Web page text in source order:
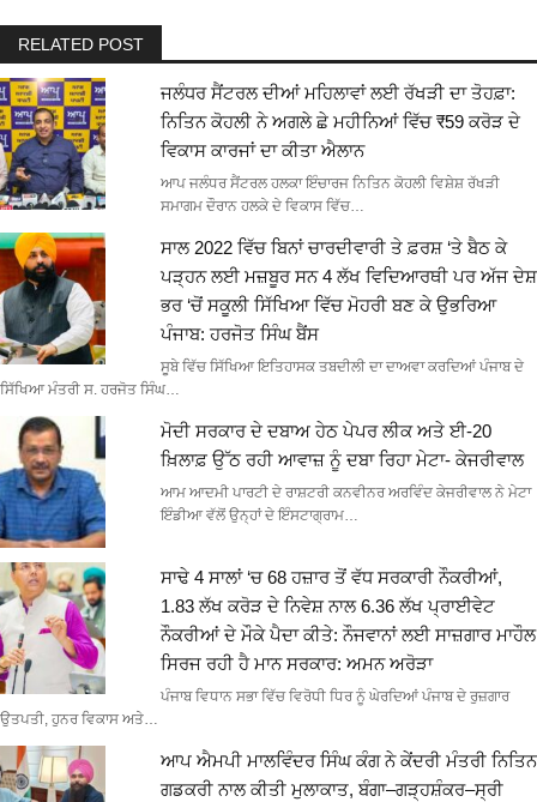
RELATED POST
ਜਲੰਧਰ ਸੈਂਟਰਲ ਦੀਆਂ ਮਹਿਲਾਵਾਂ ਲਈ ਰੱਖੜੀ ਦਾ ਤੋਹਫ਼ਾ:
ਨਿਤਿਨ ਕੋਹਲੀ ਨੇ ਅਗਲੇ ਛੇ ਮਹੀਨਿਆਂ ਵਿੱਚ ₹59 ਕਰੋੜ ਦੇ
ਵਿਕਾਸ ਕਾਰਜਾਂ ਦਾ ਕੀਤਾ ਐਲਾਨ
ਆਪ ਜਲੰਧਰ ਸੈਂਟਰਲ ਹਲਕਾ ਇੰਚਾਰਜ ਨਿਤਿਨ ਕੋਹਲੀ ਵਿਸ਼ੇਸ਼ ਰੱਖੜੀ
ਸਮਾਗਮ ਦੌਰਾਨ ਹਲਕੇ ਦੇ ਵਿਕਾਸ ਵਿੱਚ…
ਸਾਲ 2022 ਵਿੱਚ ਬਿਨਾਂ ਚਾਰਦੀਵਾਰੀ ਤੇ ਫ਼ਰਸ਼ ‘ਤੇ ਬੈਠ ਕੇ
ਪੜ੍ਹਨ ਲਈ ਮਜ਼ਬੂਰ ਸਨ 4 ਲੱਖ ਵਿਦਿਆਰਥੀ ਪਰ ਅੱਜ ਦੇਸ਼
ਭਰ ‘ਚੋਂ ਸਕੂਲੀ ਸਿੱਖਿਆ ਵਿੱਚ ਮੋਹਰੀ ਬਣ ਕੇ ਉਭਰਿਆ
ਪੰਜਾਬ: ਹਰਜੋਤ ਸਿੰਘ ਬੈਂਸ
ਸੂਬੇ ਵਿੱਚ ਸਿੱਖਿਆ ਇਤਿਹਾਸਕ ਤਬਦੀਲੀ ਦਾ ਦਾਅਵਾ ਕਰਦਿਆਂ ਪੰਜਾਬ ਦੇ
ਸਿੱਖਿਆ ਮੰਤਰੀ ਸ. ਹਰਜੋਤ ਸਿੰਘ…
ਮੋਦੀ ਸਰਕਾਰ ਦੇ ਦਬਾਅ ਹੇਠ ਪੇਪਰ ਲੀਕ ਅਤੇ ਈ-20
ਖ਼ਿਲਾਫ਼ ਉੱਠ ਰਹੀ ਆਵਾਜ਼ ਨੂੰ ਦਬਾ ਰਿਹਾ ਮੇਟਾ- ਕੇਜਰੀਵਾਲ
ਆਮ ਆਦਮੀ ਪਾਰਟੀ ਦੇ ਰਾਸ਼ਟਰੀ ਕਨਵੀਨਰ ਅਰਵਿੰਦ ਕੇਜਰੀਵਾਲ ਨੇ ਮੇਟਾ
ਇੰਡੀਆ ਵੱਲੋਂ ਉਨ੍ਹਾਂ ਦੇ ਇੰਸਟਾਗ੍ਰਾਮ…
ਸਾਢੇ 4 ਸਾਲਾਂ ‘ਚ 68 ਹਜ਼ਾਰ ਤੋਂ ਵੱਧ ਸਰਕਾਰੀ ਨੌਕਰੀਆਂ,
1.83 ਲੱਖ ਕਰੋੜ ਦੇ ਨਿਵੇਸ਼ ਨਾਲ 6.36 ਲੱਖ ਪ੍ਰਾਈਵੇਟ
ਨੌਕਰੀਆਂ ਦੇ ਮੌਕੇ ਪੈਦਾ ਕੀਤੇ: ਨੌਜਵਾਨਾਂ ਲਈ ਸਾਜ਼ਗਾਰ ਮਾਹੌਲ
ਸਿਰਜ ਰਹੀ ਹੈ ਮਾਨ ਸਰਕਾਰ: ਅਮਨ ਅਰੋੜਾ
ਪੰਜਾਬ ਵਿਧਾਨ ਸਭਾ ਵਿੱਚ ਵਿਰੋਧੀ ਧਿਰ ਨੂੰ ਘੇਰਦਿਆਂ ਪੰਜਾਬ ਦੇ ਰੁਜ਼ਗਾਰ
ਉਤਪਤੀ, ਹੁਨਰ ਵਿਕਾਸ ਅਤੇ…
ਆਪ ਐਮਪੀ ਮਾਲਵਿੰਦਰ ਸਿੰਘ ਕੰਗ ਨੇ ਕੇਂਦਰੀ ਮੰਤਰੀ ਨਿਤਿਨ
ਗਡਕਰੀ ਨਾਲ ਕੀਤੀ ਮੁਲਾਕਾਤ, ਬੰਗਾ–ਗੜ੍ਹਸ਼ੰਕਰ–ਸ੍ਰੀ